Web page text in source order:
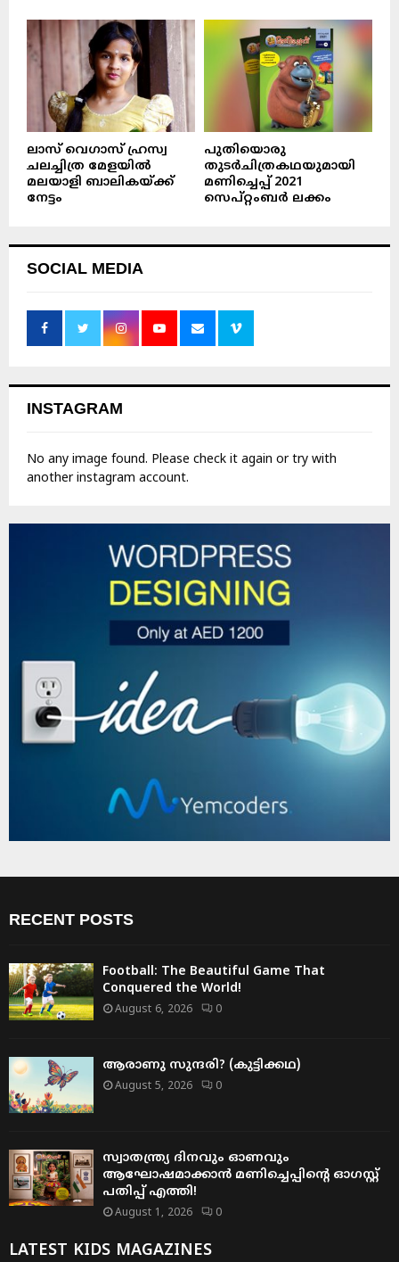
ലാസ് വെഗാസ് ഹ്രസ്വ
ചലച്ചിത്ര മേളയിൽ
മലയാളി ബാലികയ്ക്ക്
നേട്ടം
പുതിയൊരു
തുടർചിത്രകഥയുമായി
മണിച്ചെപ്പ് 2021
സെപ്റ്റംബർ ലക്കം
SOCIAL MEDIA
INSTAGRAM
No any image found. Please check it again or try with
another instagram account.
RECENT POSTS
Football: The Beautiful Game That
Conquered the World!
August 6, 2026 0
ആരാണു സുന്ദരി? (കുട്ടിക്കഥ)
August 5, 2026 0
സ്വാതന്ത്ര്യ ദിനവും ഓണവും
ആഘോഷമാക്കാൻ മണിച്ചെപ്പിന്റെ ഓഗസ്റ്റ്
പതിപ്പ് എത്തി!
August 1, 2026 0
LATEST KIDS MAGAZINES